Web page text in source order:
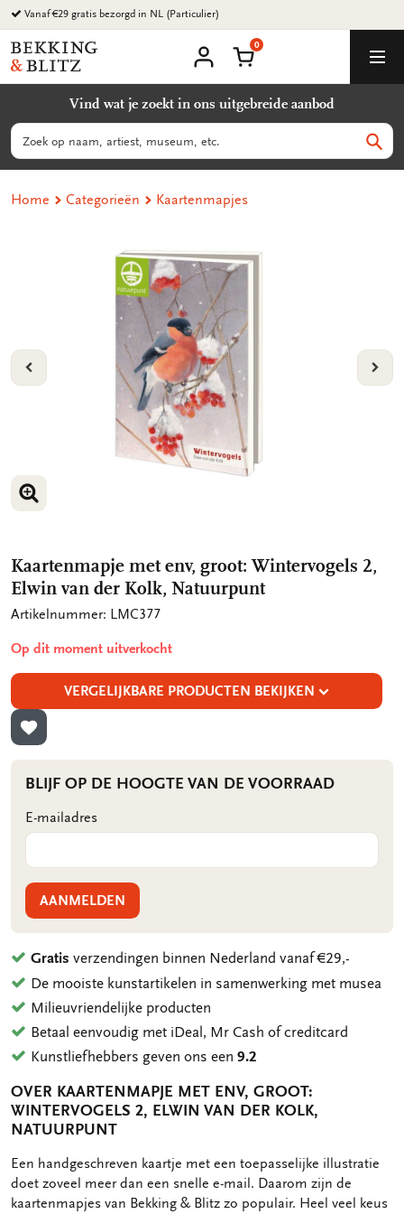
Ga
naar
content
Vanaf €29 gratis bezorgd in NL (Particulier)
Bekking
&
B.V.
account
Winkelmand
0
Vind wat je zoekt in ons uitgebreide aanbod
Zoeken
Home Categorieën Kaartenmapjes
VORIGE
VERGROOT AFBEELDING
VERGROOT AFBEELDING
Kaartenmapje met env, groot: Wintervogels 2,
Elwin van der Kolk, Natuurpunt
Artikelnummer: LMC377
Op dit moment uitverkocht
VERGELIJKBARE PRODUCTEN BEKIJKEN
TOEVOEGEN AAN VERLANGLIJST
BLIJF OP DE HOOGTE VAN DE VOORRAAD
E-mailadres
AANMELDEN
Gratis verzendingen binnen Nederland vanaf €29,-
De mooiste kunstartikelen in samenwerking met musea
Milieuvriendelijke producten
Betaal eenvoudig met iDeal, Mr Cash of creditcard
Kunstliefhebbers geven ons een9.2
OVER KAARTENMAPJE MET ENV, GROOT:
WINTERVOGELS 2, ELWIN VAN DER KOLK,
NATUURPUNT
OMSCHRIJVING
Een handgeschreven kaartje met een toepasselijke illustratie
doet zoveel meer dan een snelle e-mail. Daarom zijn de
kaartenmapjes van Bekking & Blitz zo populair. Heel veel keus